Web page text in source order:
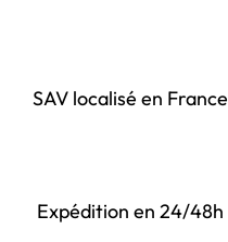
SAV localisé en France
Expédition en 24/48h